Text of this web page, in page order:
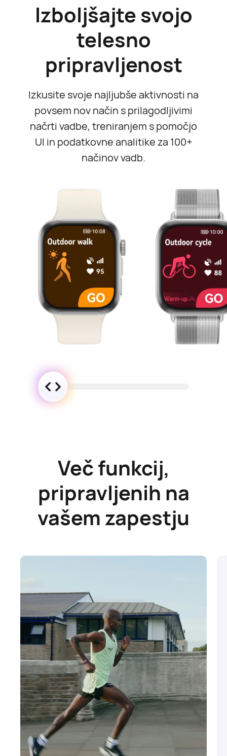
Izboljšajte svojo
telesno
pripravljenost
Izkusite svoje najljubše aktivnosti na
povsem nov način s prilagodljivimi
načrti vadbe, treniranjem s pomočjo
UI in podatkovne analitike za 100+
načinov vadb.
Več funkcij,
pripravljenih na
vašem zapestju